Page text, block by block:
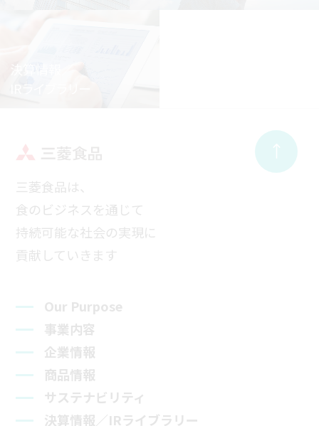
三菱食品は、
食のビジネスを通じて
持続可能な社会の実現に
貢献していきます
Our Purpose
事業内容
企業情報
商品情報
サステナビリティ
決算情報／IRライブラリー